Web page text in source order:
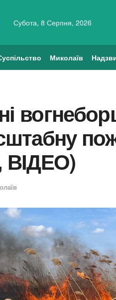
Субота, 8 Серпня, 2026
Миколаїв
ВІДЕО)